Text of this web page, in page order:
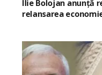
Ilie Bolojan anunță
relansarea